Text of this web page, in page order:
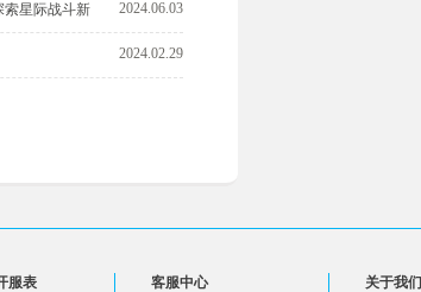
索星际战斗新 2024.06.03
2024.02.29
服表 客服中心 关于我们